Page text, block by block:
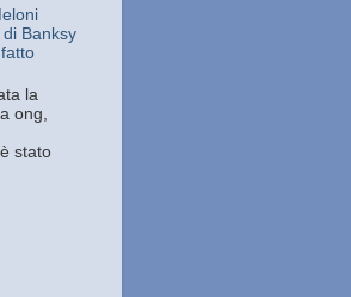
Banksy
la
ong,
stato